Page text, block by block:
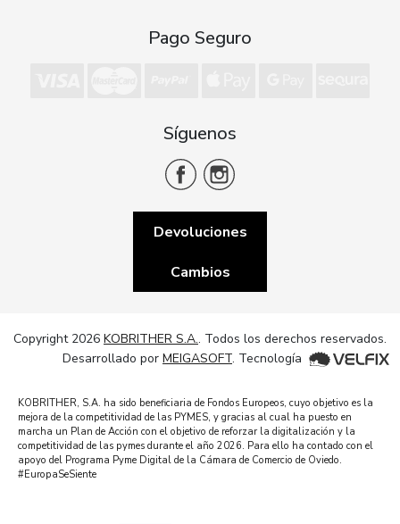
Pago Seguro
Síguenos
Devoluciones
Cambios
Copyright 2026 KOBRITHER S.A.. Todos los derechos reservados.
Desarrollado por MEIGASOFT. Tecnología
KOBRITHER, S.A. ha sido beneficiaria de Fondos Europeos, cuyo objetivo es la
mejora de la competitividad de las PYMES, y gracias al cual ha puesto en
marcha un Plan de Acción con el objetivo de reforzar la digitalización y la
competitividad de las pymes durante el año 2026. Para ello ha contado con el
apoyo del Programa Pyme Digital de la Cámara de Comercio de Oviedo.
#EuropaSeSiente